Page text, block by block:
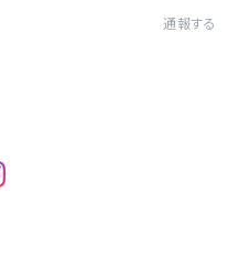
通報する